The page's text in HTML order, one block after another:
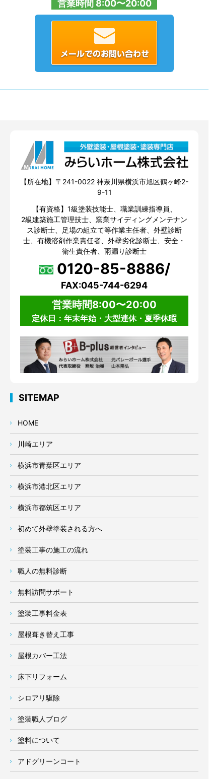
営業時間 8:00〜20:00
【所在地】〒241-0022 神奈川県横浜市旭区鶴ヶ峰2-
9-11
【有資格】1級塗装技能士、職業訓練指導員、
2級建築施工管理技士、窯業サイディングメンテナン
ス診断士、足場の組立て等作業主任者、外壁診断
士、有機溶剤作業責任者、外壁劣化診断士、安全・
衛生責任者、雨漏り診断士
0120-85-8886/
FAX:045-744-6294
営業時間8:00〜20:00
定休日：年末年始・大型連休・夏季休暇
SITEMAP
HOME
川崎エリア
横浜市青葉区エリア
横浜市港北区エリア
横浜市都筑区エリア
初めて外壁塗装される方へ
塗装工事の施工の流れ
職人の無料診断
無料訪問サポート
塗装工事料金表
屋根葺き替え工事
屋根カバー工法
床下リフォーム
シロアリ駆除
塗装職人ブログ
塗料について
アドグリーンコート